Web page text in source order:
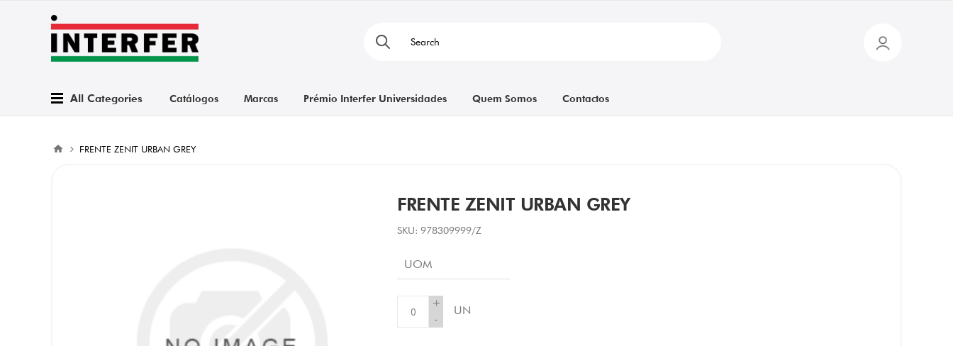
All Categories Catálogos Marcas Prémio Interfer Universidades Quem Somos Contactos
FRENTE ZENIT URBAN GREY
FRENTE ZENIT URBAN GREY
SKU: 978309999/Z
UOM
+
-
UN